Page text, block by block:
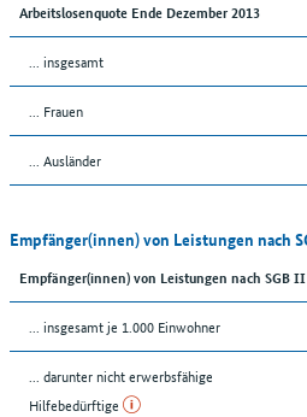
Arbeitslosenquote Ende Dezember 2013
... insgesamt
... Frauen
... Ausländer
Empfänger(innen) von Leistungen nach
Empfänger(innen) von Leistungen nach SGB
... insgesamt je 1.000 Einwohner
... darunter nicht erwerbsfähige
Hilfebedürftige